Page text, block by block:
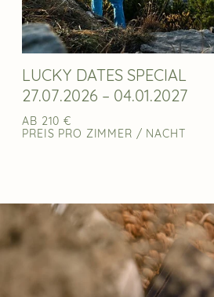
LUCKY DATES SPECIAL
27.07.2026 – 04.01.2027
AB 210 €
PREIS PRO ZIMMER / NACHT